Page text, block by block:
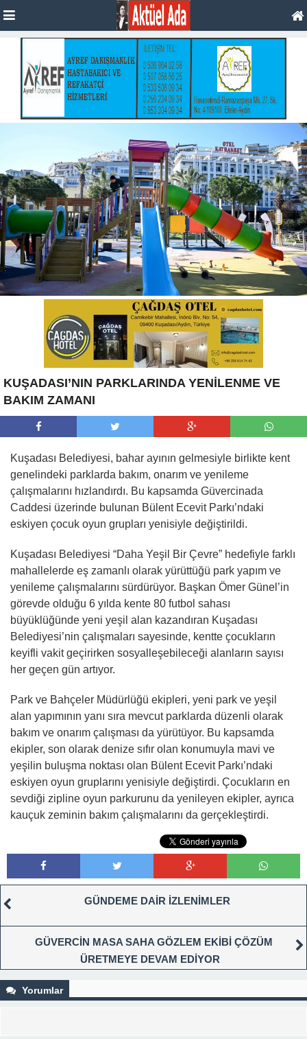
KUŞADASI’NIN PARKLARINDA YENİLENME VE
BAKIM ZAMANI
Kuşadası Belediyesi, bahar ayının gelmesiyle birlikte kent
genelindeki parklarda bakım, onarım ve yenileme
çalışmalarını hızlandırdı. Bu kapsamda Güvercinada
Caddesi üzerinde bulunan Bülent Ecevit Parkı’ndaki
eskiyen çocuk oyun grupları yenisiyle değiştirildi.
Kuşadası Belediyesi “Daha Yeşil Bir Çevre” hedefiyle farklı
mahallelerde eş zamanlı olarak yürüttüğü park yapım ve
yenileme çalışmalarını sürdürüyor. Başkan Ömer Günel’in
görevde olduğu 6 yılda kente 80 futbol sahası
büyüklüğünde yeni yeşil alan kazandıran Kuşadası
Belediyesi’nin çalışmaları sayesinde, kentte çocukların
keyifli vakit geçirirken sosyalleşebileceği alanların sayısı
her geçen gün artıyor.
Park ve Bahçeler Müdürlüğü ekipleri, yeni park ve yeşil
alan yapımının yanı sıra mevcut parklarda düzenli olarak
bakım ve onarım çalışması da yürütüyor. Bu kapsamda
ekipler, son olarak denize sıfır olan konumuyla mavi ve
yeşilin buluşma noktası olan Bülent Ecevit Parkı’ndaki
eskiyen oyun gruplarını yenisiyle değiştirdi. Çocukların en
sevdiği zipline oyun parkurunu da yenileyen ekipler, ayrıca
kauçuk zeminin bakım çalışmalarını da gerçekleştirdi.
GÜNDEME DAİR İZLENİMLER
GÜVERCİN MASA SAHA GÖZLEM EKİBİ ÇÖZÜM
ÜRETMEYE DEVAM EDİYOR
Yorumlar